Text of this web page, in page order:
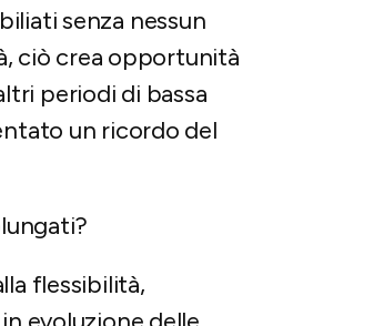
senza nessun
ciò crea opportunità
periodi di bassa
un ricordo del
flessibilità,